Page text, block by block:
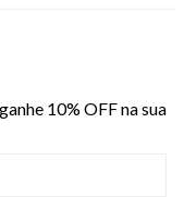
10% OFF na sua